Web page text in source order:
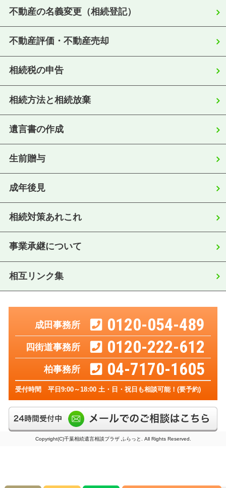
不動産の名義変更（相続登記）
不動産評価・不動産売却
相続税の申告
相続方法と相続放棄
遺言書の作成
生前贈与
成年後見
相続対策あれこれ
事業承継について
相互リンク集
成田事務所 0120-054-489
四街道事務所 0120-222-612
柏事務所 04-7170-1605
受付時間 平日9:00～18:00 土・日・祝日も相談可能！(要予約)
Copyright(C)千葉相続遺言相談プラザ ふらっと. All Rights Reserved.